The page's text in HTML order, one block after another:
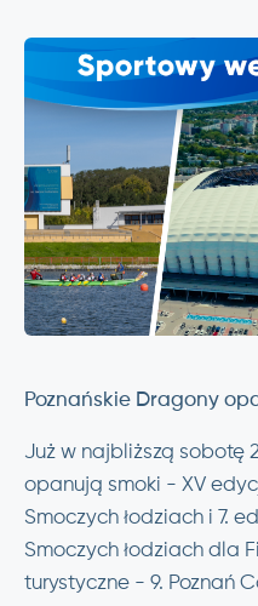
Poznańskie Dragony
Już w najbliższą sobotę
opanują smoki - XV
Smoczych łodziach i 7.
Smoczych łodziach dla
turystyczne - 9. Poznań